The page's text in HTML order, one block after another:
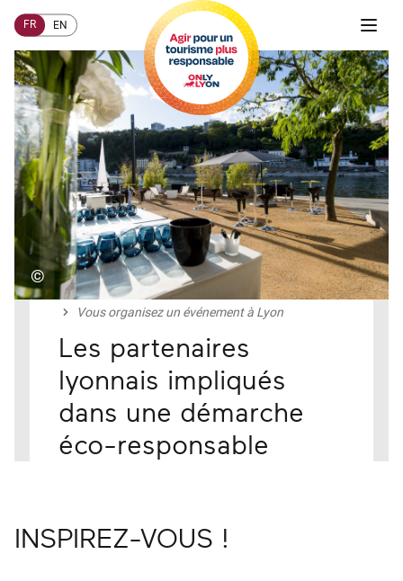
FR EN
© Accueil
COMMENT AGIR ?
Professionnels du tourisme
Vous organisez un événement à Lyon
Les partenaires
lyonnais impliqués
dans une démarche
éco-responsable
INSPIREZ-VOUS !